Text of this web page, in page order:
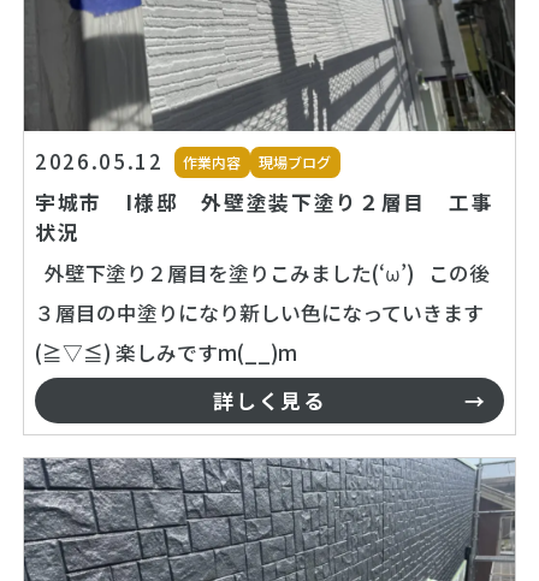
2026.05.12 作業内容 現場ブログ
宇城市 I様邸 外壁塗装下塗り２層目 工事
状況
外壁下塗り２層目を塗りこみました(‘ω’) この後
３層目の中塗りになり新しい色になっていきます
(≧▽≦) 楽しみですm(__)m
詳しく見る